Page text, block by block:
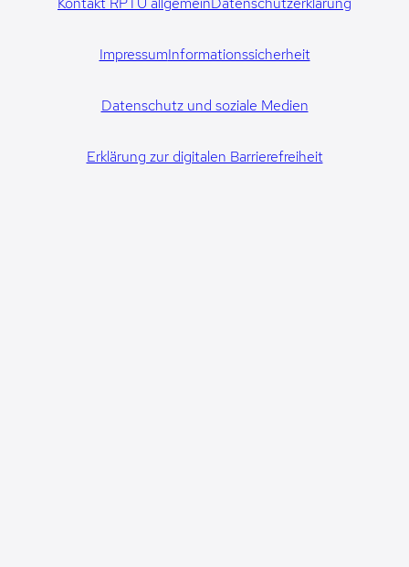
ImpressumInformationssicherheit
Datenschutz und soziale Medien
Erklärung zur digitalen Barrierefreiheit